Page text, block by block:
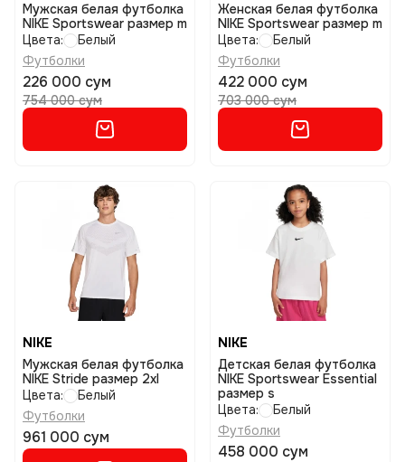
Мужская белая футболка
NIKE Sportswear размер m
Цвета:
Белый
Футболки
226 000 сум
754 000 сум
Женская белая футболка
NIKE Sportswear размер m
Цвета:
Белый
Футболки
422 000 сум
703 000 сум
NIKE
Мужская белая футболка
NIKE Stride размер 2xl
Цвета:
Белый
Футболки
961 000 сум
NIKE
Детская белая футболка
NIKE Sportswear Essential
размер s
Цвета:
Белый
Футболки
458 000 сум